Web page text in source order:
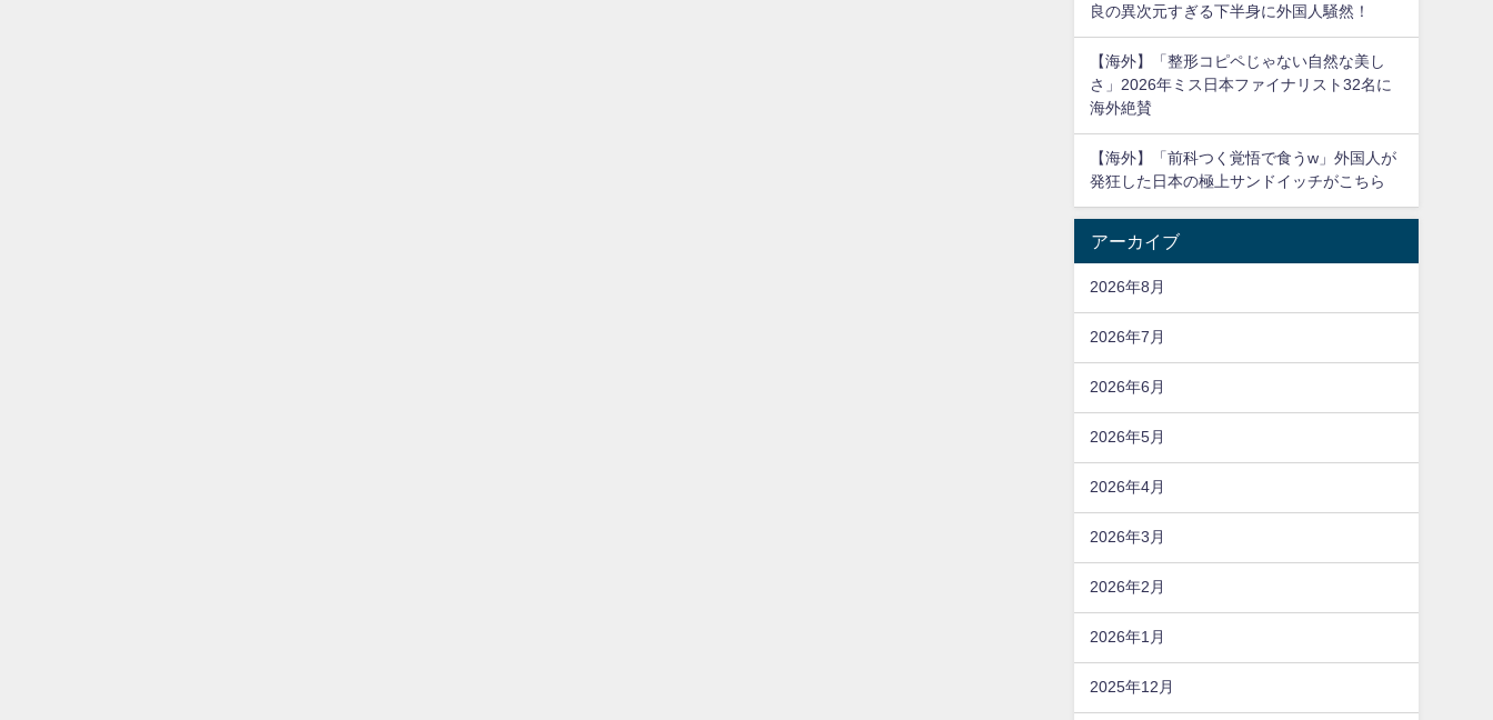
良の異次元すぎる下半身に外国人騒然！
【海外】「整形コピペじゃない自然な美し
さ」2026年ミス日本ファイナリスト32名に
海外絶賛
【海外】「前科つく覚悟で食うw」外国人が
発狂した日本の極上サンドイッチがこちら
アーカイブ
2026年8月
2026年7月
2026年6月
2026年5月
2026年4月
2026年3月
2026年2月
2026年1月
2025年12月